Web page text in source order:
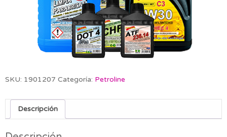
SKU: 1901207 Categoría: Petroline
Descripción